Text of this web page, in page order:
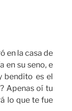
en la casa de
en su seno, e
bendito es el
Apenas oí tu
lo que te fue